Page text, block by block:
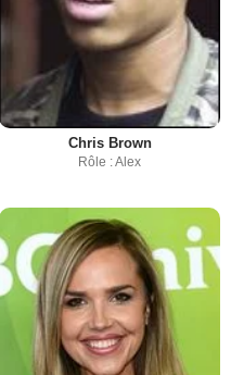
Chris Brown
Rôle : Alex